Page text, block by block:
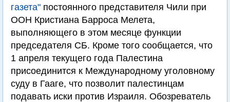
газета" постоянного представителя Чили при
ООН Кристиана Барроса Мелета,
выполняющего в этом месяце функции
председателя СБ. Кроме того сообщается, что
1 апреля текущего года Палестина
присоединится к Международному уголовному
суду в Гааге, что позволит палестинцам
подавать иски против Израиля. Обозреватель